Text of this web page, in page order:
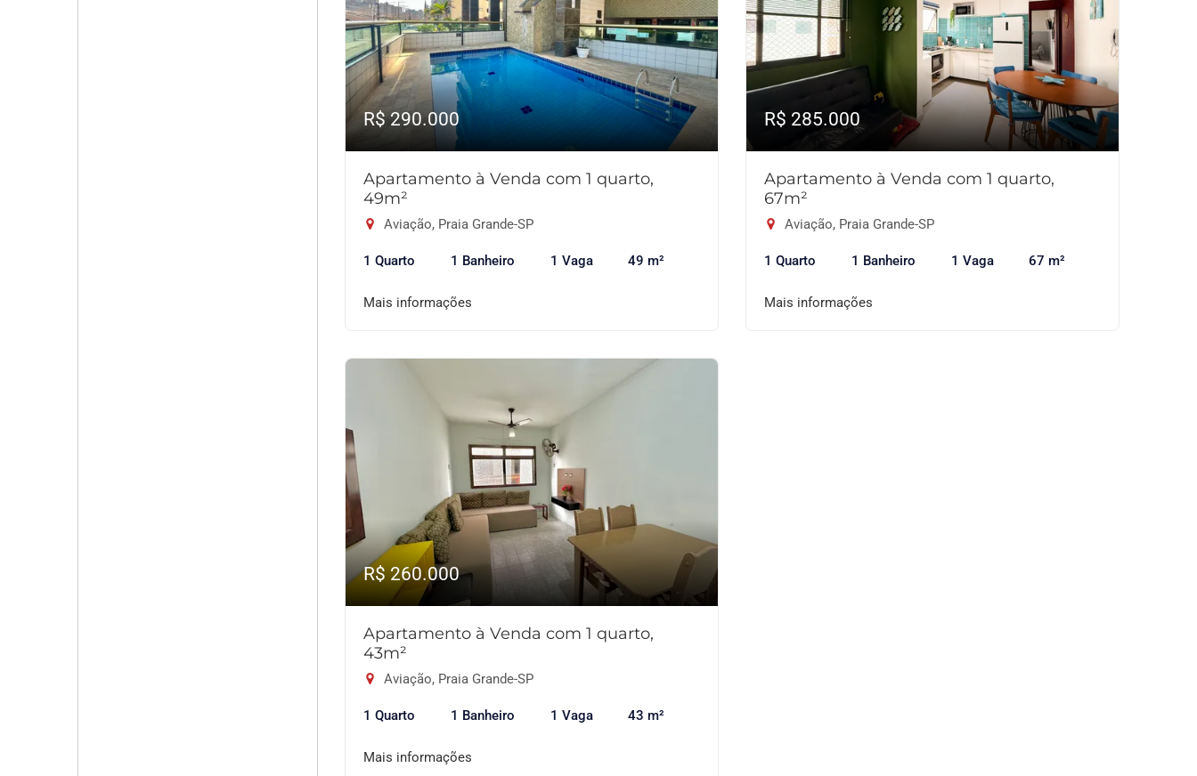
R$ 290.000
Apartamento à Venda com 1 quarto,
49m²
Aviação, Praia Grande-SP
1 Quarto 1 Banheiro 1 Vaga 49 m²
Mais informações
R$ 285.000
Apartamento à Venda com 1 quarto,
67m²
Aviação, Praia Grande-SP
1 Quarto 1 Banheiro 1 Vaga 67 m²
Mais informações
R$ 260.000
Apartamento à Venda com 1 quarto,
43m²
Aviação, Praia Grande-SP
1 Quarto 1 Banheiro 1 Vaga 43 m²
Mais informações